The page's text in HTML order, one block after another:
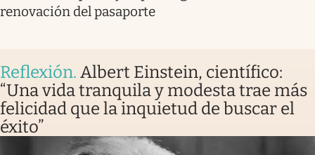
renovación del pasaporte
Reflexión. Albert Einstein, científico:
“Una vida tranquila y modesta trae más
felicidad que la inquietud de buscar el
éxito”